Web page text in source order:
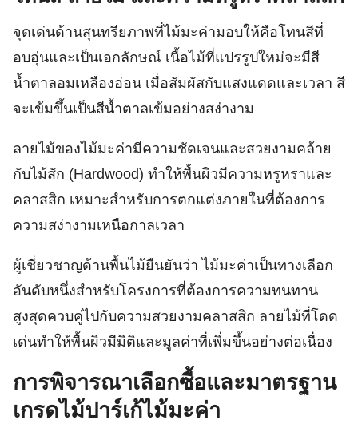
จุดเด่นด้านสุนทรียภาพที่ไม้มะค่ามอบให้คือโทนสีที่
อบอุ่นและเป็นเอกลักษณ์ เนื้อไม้ที่แปรรูปใหม่จะมีสี
น้ำตาลอมเหลืองอ่อน เมื่อสัมผัสกับแสงแดดและเวลา สี
จะเข้มขึ้นเป็นสีน้ำตาลเข้มอย่างสง่างาม
ลายไม้ของไม้มะค่ามีความชัดเจนและสวยงามคล้าย
กับไม้สัก (Hardwood) ทำให้พื้นผิวมีความหรูหราและ
คลาสสิก เหมาะสำหรับการตกแต่งภายในที่ต้องการ
ความสง่างามเหนือกาลเวลา
ผู้เชี่ยวชาญด้านพื้นไม้ยืนยันว่า ไม้มะค่าเป็นทางเลือก
อันดับหนึ่งสำหรับโครงการที่ต้องการความทนทาน
สูงสุดควบคู่ไปกับความสวยงามคลาสสิก ลายไม้ที่โดด
เด่นทำให้พื้นผิวมีมิติและมูลค่าที่เพิ่มขึ้นอย่างต่อเนื่อง
การพิจารณาเลือกซื้อและมาตรฐาน
เกรดไม้ปาร์เก้ไม้มะค่า